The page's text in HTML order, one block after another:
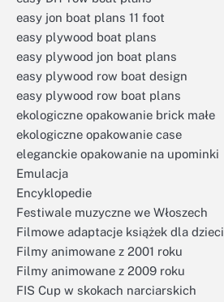
easy jon boat plans 11 foot
easy plywood boat plans
easy plywood jon boat plans
easy plywood row boat design
easy plywood row boat plans
ekologiczne opakowanie brick małe
ekologiczne opakowanie case
eleganckie opakowanie na upominki
Emulacja
Encyklopedie
Festiwale muzyczne we Włoszech
Filmowe adaptacje książek dla dzieci
Filmy animowane z 2001 roku
Filmy animowane z 2009 roku
FIS Cup w skokach narciarskich